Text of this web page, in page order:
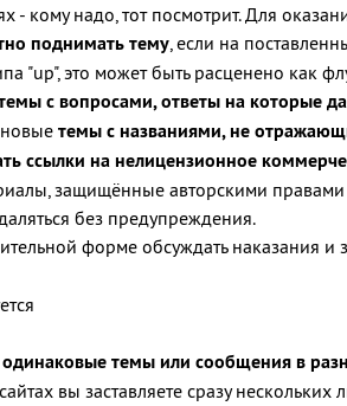
- кому надо, тот посмотрит. Для
поднимать тему, если на
"up", это может быть расценено как
с вопросами, ответы на которые
темы с названиями, не
ссылки на нелицензионное
защищённые авторскими
без предупреждения.
форме обсуждать наказания
одинаковые темы или сообщения в
вы заставляете сразу